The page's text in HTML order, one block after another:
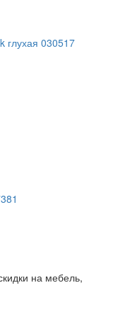
глухая 030517
на мебель,